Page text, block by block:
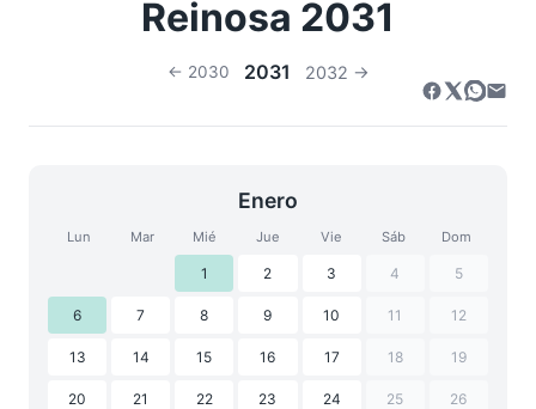
Reinosa 2031
← 2030 2031 2032 →
Enero
Lun Mar Mié Jue Vie Sáb Dom
1 2 3 4 5
6 7 8 9 10 11 12
13 14 15 16 17 18 19
20 21 22 23 24 25 26